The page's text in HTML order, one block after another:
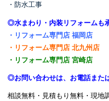
・防水工事
◎水まわり・内装リフォームも
・リフォーム専門店 福岡店
・リフォーム専門店 北九州店
・リフォーム専門店 宮崎店
◎お問い合わせは、お電話また
相談無料・見積もり無料・現地